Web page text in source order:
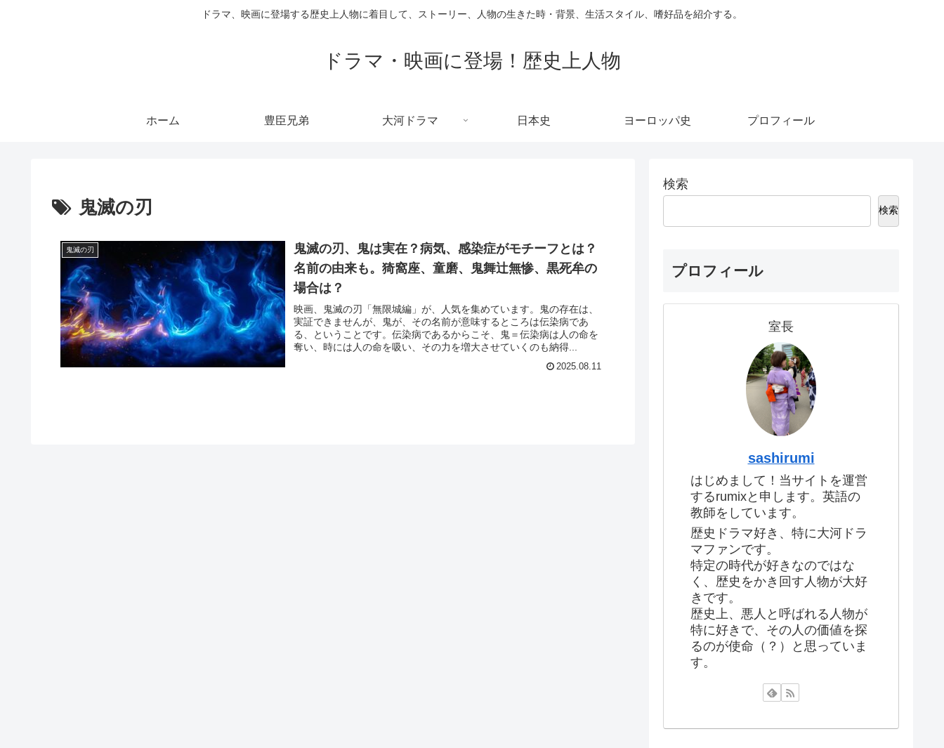
ドラマ、映画に登場する歴史上人物に着目して、ストーリー、人物の生きた時・背景、生活スタイル、嗜好品を紹介する。
ドラマ・映画に登場！歴史上人物
ホーム 豊臣兄弟 大河ドラマ 日本史 ヨーロッパ史 プロフィール
鬼滅の刃
鬼滅の刃
鬼滅の刃、鬼は実在？病気、感染症がモチーフとは？
名前の由来も。猗窩座、童磨、鬼舞辻無惨、黒死牟の
場合は？
映画、鬼滅の刃「無限城編」が、人気を集めています。鬼の存在は、
実証できませんが、鬼が、その名前が意味するところは伝染病であ
る、ということです。伝染病であるからこそ、鬼＝伝染病は人の命を
奪い、時には人の命を吸い、その力を増大させていくのも納得...
2025.08.11
検索
検索
プロフィール
室長
sashirumi
はじめまして！当サイトを運営
するrumixと申します。英語の
教師をしています。
歴史ドラマ好き、特に大河ドラ
マファンです。
特定の時代が好きなのではな
く、歴史をかき回す人物が大好
きです。
歴史上、悪人と呼ばれる人物が
特に好きで、その人の価値を探
るのが使命（？）と思っていま
す。